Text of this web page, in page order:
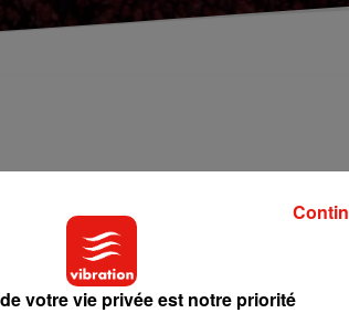
installée sur le parvis de la
Mozamboont fait le show !
votre vie privée est notre priorité